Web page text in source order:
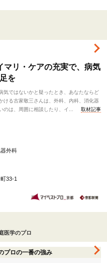
マリ・ケアの充実で、病気
を
気ではないかと疑ったとき、あなたならど
ける古家敬三さんは、外科、内科、消化器
のは、周囲に相談したり、イ...
取材記事
外科
33-1
医学のプロ
プロの一番の強み